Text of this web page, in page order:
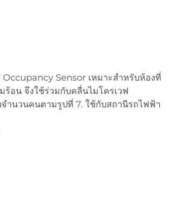
Sensor เหมาะสำหรับห้องที่
ร้อน จึงใช้ร่วมกับคลื่นไมโครเวฟ
ำนวนคนตามรูปที่ 7. ใช้กับสถานีรถไฟฟ้า